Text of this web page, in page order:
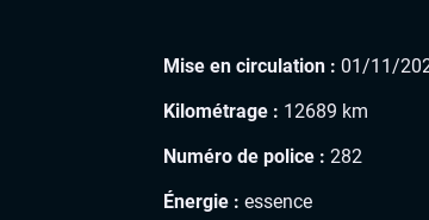
Mise en circulation : 01/11/
Kilométrage : 12689 km
Numéro de police : 282
Énergie : essence